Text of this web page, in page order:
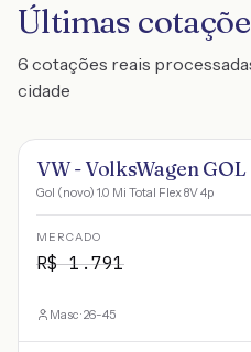
Últimas
6 cotações reais
cidade
VW - VolksWagen GOL
Gol (novo) 1.0 Mi Total Flex 8V 4p
MERCADO
R$1.791
Masc · 26-45